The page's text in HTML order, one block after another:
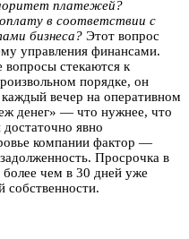
платежей?
в соответствии с
бизнеса? Этот вопрос
управления финансами.
вопросы стекаются к
порядке, он
вечер на оперативном
денег» — что нужнее, что
явно
компании фактор —
Просрочка в
чем в 30 дней уже
собственности.